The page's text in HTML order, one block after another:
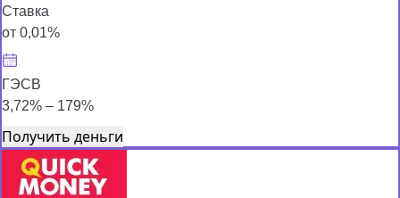
Ставка
от 0,01%
ГЭСВ
3,72% – 179%
Получить деньги